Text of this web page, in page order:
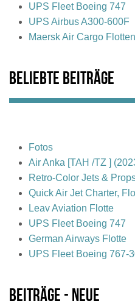
UPS Fleet Boeing 747
UPS Airbus A300-600F
Maersk Air Cargo
Beliebte Beiträge
Fotos
Air Anka [TAH /TZ ]
Retro-Color Jets &
Quick Air Jet Charter,
Leav Aviation Flotte
UPS Fleet Boeing 747
German Airways Flotte
UPS Fleet Boeing 767-
Beiträge - Neue